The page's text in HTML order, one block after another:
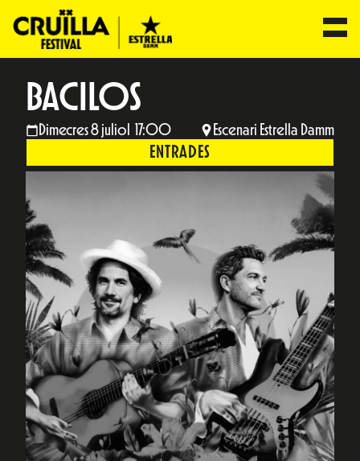
BACILOS
Dimecres 8 juliol 17:00 Escenari Estrella Damm
ENTRADES